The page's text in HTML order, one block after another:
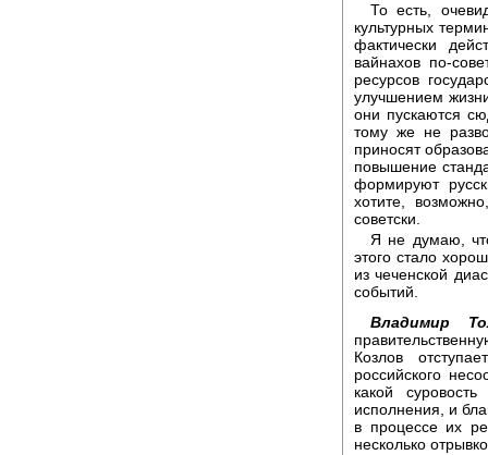
То есть,
культурных
фактически
вайнахов по-
ресурсов
улучшением
они пускаются
тому же не
приносят
повышение
формируют
хотите,
советски.
Я не думаю,
этого стало
из чеченской
событий.
Владимир
Козлов
российского
какой
исполнения, и
в процессе их
несколько